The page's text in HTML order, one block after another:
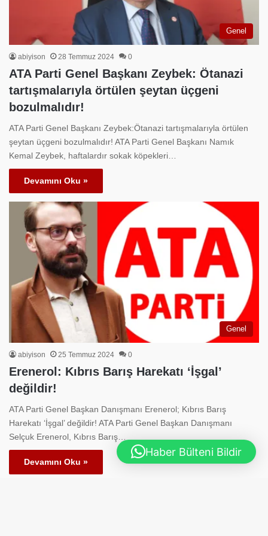
Genel
abiyison 28 Temmuz 2024 0
ATA Parti Genel Başkanı Zeybek: Ötanazi
tartışmalarıyla örtülen şeytan üçgeni
bozulmalıdır!
ATA Parti Genel Başkanı Zeybek:Ötanazi tartışmalarıyla örtülen
şeytan üçgeni bozulmalıdır! ATA Parti Genel Başkanı Namık
Kemal Zeybek, haftalardır sokak köpekleri…
Devamını Oku »
Genel
abiyison 25 Temmuz 2024 0
Erenerol: Kıbrıs Barış Harekatı ‘İşgal’
değildir!
ATA Parti Genel Başkan Danışmanı Erenerol; Kıbrıs Barış
Harekatı ‘İşgal’ değildir! ATA Parti Genel Başkan Danışmanı
Selçuk Erenerol, Kıbrıs Barış…
Devamını Oku »
Haber Bülteni Bildir